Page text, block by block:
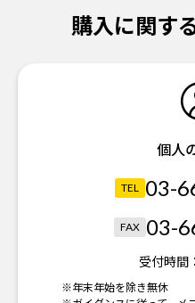
購入に関す
個人
TEL 03-
FAX 03-
受付時間：
※年末年始を除き無休